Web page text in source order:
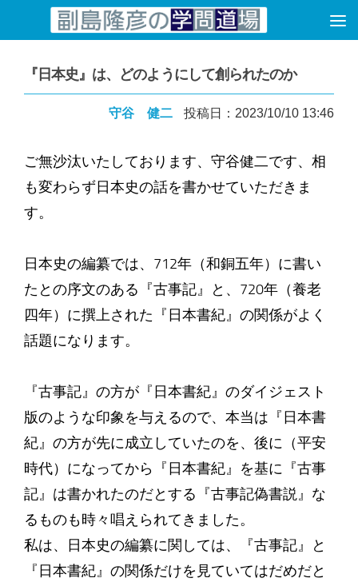
コンテンツへスキップ
『日本史』は、どのようにして創られたのか
守谷 健二 投稿日：2023/10/10 13:46
ご無沙汰いたしております、守谷健二です、相
も変わらず日本史の話を書かせていただきま
す。
日本史の編纂では、712年（和銅五年）に書い
たとの序文のある『古事記』と、720年（養老
四年）に撰上された『日本書紀』の関係がよく
話題になります。
『古事記』の方が『日本書紀』のダイジェスト
版のような印象を与えるので、本当は『日本書
紀』の方が先に成立していたのを、後に（平安
時代）になってから『日本書紀』を基に『古事
記』は書かれたのだとする『古事記偽書説』な
るものも時々唱えられてきました。
私は、日本史の編纂に関しては、『古事記』と
『日本書紀』の関係だけを見ていてはだめだと